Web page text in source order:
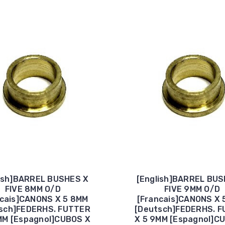
BUSHES X
FIVE 8MM O/D
X 5 8MM
FUTTER
[Espagnol]CUBOS X
[English]BARREL
FIVE 9MM O/D
[Francais]CANONS X
[Deutsch]FEDERHS.
X 5 9MM